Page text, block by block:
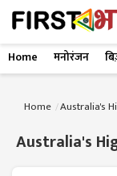
Home मनोरंजन
Home Australia's
Australia's